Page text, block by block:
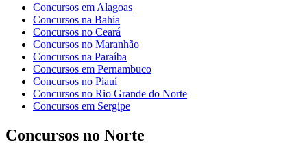
Concursos em Alagoas
Concursos na Bahia
Concursos no Ceará
Concursos no Maranhão
Concursos na Paraíba
Concursos em Pernambuco
Concursos no Piauí
Concursos no Rio Grande do Norte
Concursos em Sergipe
Concursos no Norte